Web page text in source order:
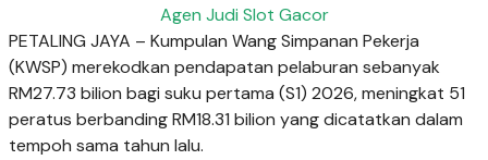
Agen Judi Slot Gacor
PETALING JAYA – Kumpulan Wang Simpanan Pekerja
(KWSP) merekodkan pendapatan pelaburan sebanyak
RM27.73 bilion bagi suku pertama (S1) 2026, meningkat 51
peratus berbanding RM18.31 bilion yang dicatatkan dalam
tempoh sama tahun lalu.